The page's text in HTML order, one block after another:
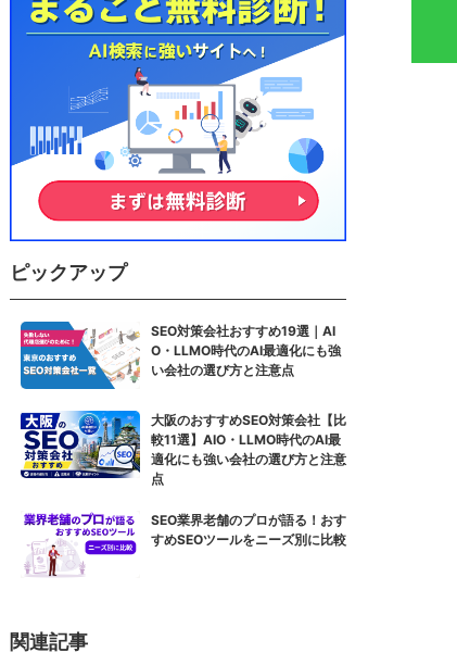
ピックアップ
SEO対策会社おすすめ19選｜AI
O・LLMO時代のAI最適化にも強
い会社の選び方と注意点
大阪のおすすめSEO対策会社【比
較11選】AIO・LLMO時代のAI最
適化にも強い会社の選び方と注意
点
SEO業界老舗のプロが語る！おす
すめSEOツールをニーズ別に比較
関連記事